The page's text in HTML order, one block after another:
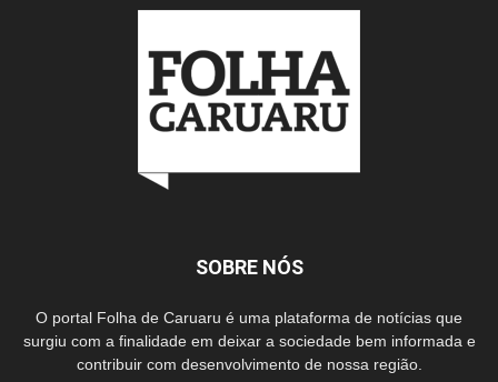
SOBRE NÓS
O portal Folha de Caruaru é uma plataforma de notícias que
surgiu com a finalidade em deixar a sociedade bem informada e
contribuir com desenvolvimento de nossa região.